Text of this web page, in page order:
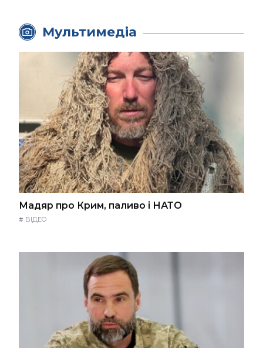
Мультимедіа
Мадяр про Крим, паливо і НАТО
# ВІДЕО